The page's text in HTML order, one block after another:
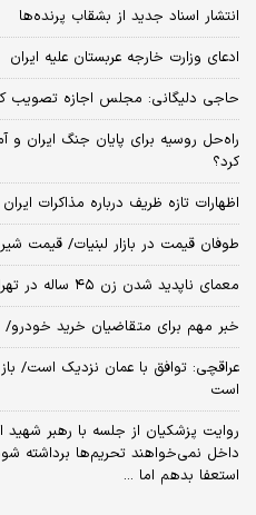
انتشار اسناد جدید از بشقاب پرنده‌ها
ادعای وزارت خارجه عربستان علیه ایران
حاجی دلیگانی: مجلس اجازه تصویب
راه‌حل روسیه برای پایان جنگ ایران و
کرد؟
اظهارات تازه ظریف درباره مذاکرات
طوفان قیمت در بازار لبنیات/ قیمت
معمای ناپدید شدن زن ۴۵ ساله در تهران کشف شد+ جزئیات
خبر مهم برای متقاضیان خرید خودرو/ این خودرو ۸۰
عراقچی: توافق با عمان نزدیک است/
است
روایت پزشکیان از جلسه با رهبر شهید
داخل نمی‌خواهند تحریم‌ها
استعفا بدهم اما ...